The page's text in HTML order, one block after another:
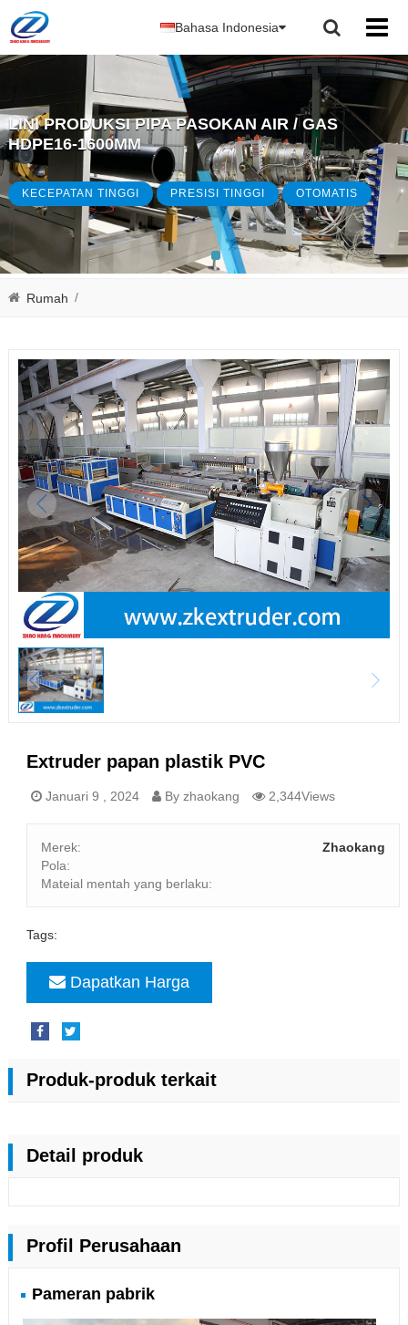
Bahasa Indonesia
LINI PRODUKSI PIPA PASOKAN AIR / GAS
HDPE16-1600MM
KECEPATAN TINGGI PRESISI TINGGI OTOMATIS
Rumah /
Extruder papan plastik PVC
Januari 9 , 2024 By zhaokang 2,344Views
Merek:
Zhaokang
Pola:
Mateial mentah yang berlaku:
Tags:
Dapatkan Harga
Produk-produk terkait
Detail produk
Profil Perusahaan
Pameran pabrik